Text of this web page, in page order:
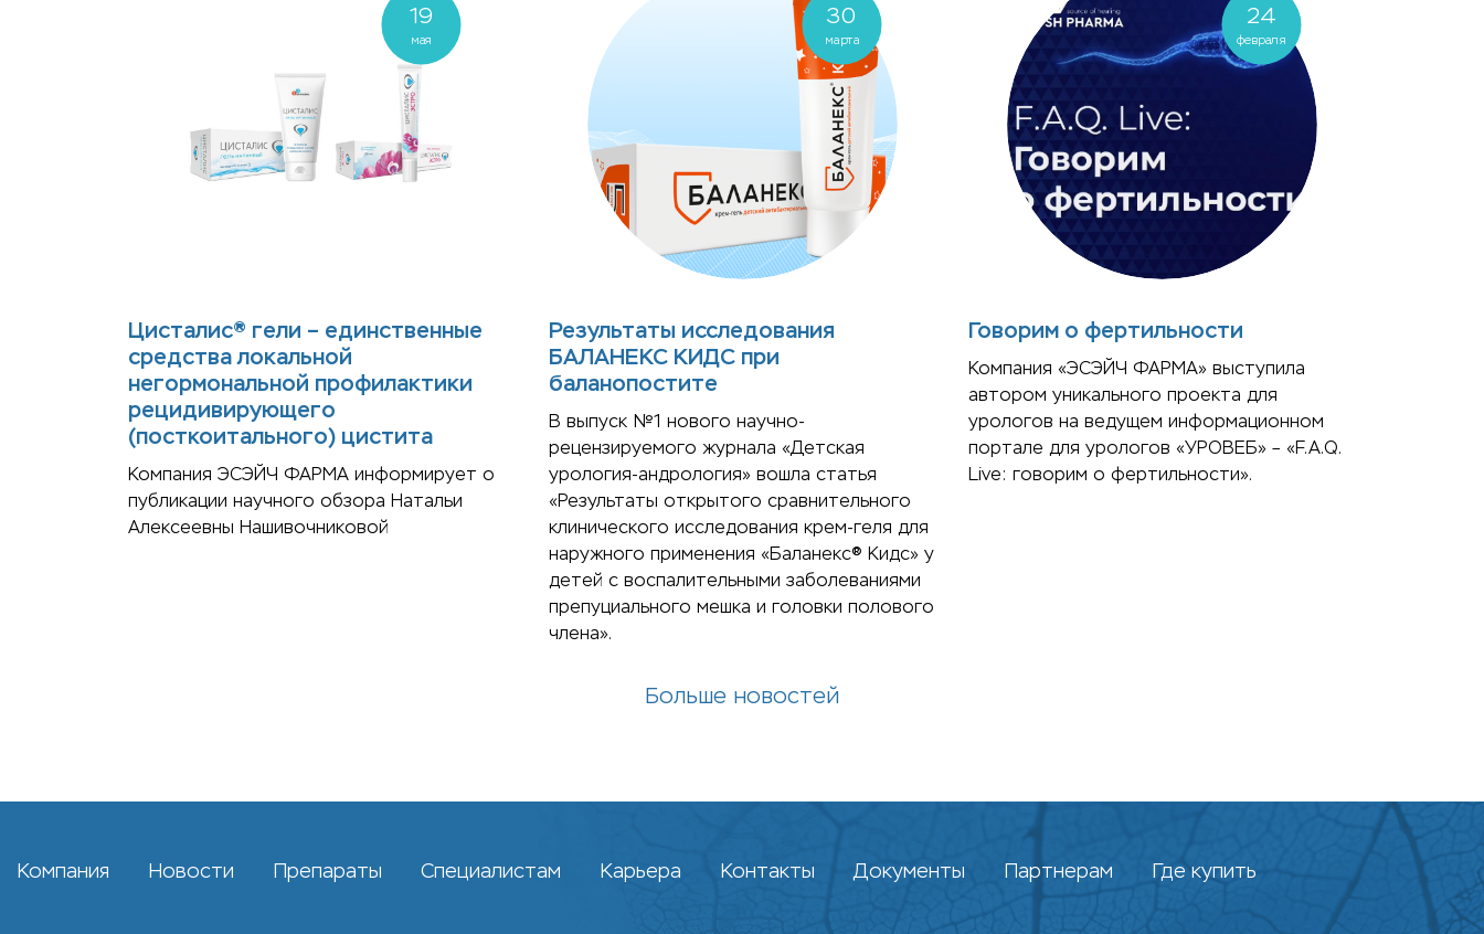
19
мая
Цисталис® гели – единственные
средства локальной
негормональной профилактики
рецидивирующего
(посткоитального) цистита
Компания ЭСЭЙЧ ФАРМА информирует о
публикации научного обзора Натальи
Алексеевны Нашивочниковой
30
марта
Результаты исследования
БАЛАНЕКС КИДС при
баланопостите
В выпуск №1 нового научно-
рецензируемого журнала «Детская
урология-андрология» вошла статья
«Результаты открытого сравнительного
клинического исследования крем-геля для
наружного применения «Баланекс® Кидс» у
детей с воспалительными заболеваниями
препуциального мешка и головки полового
члена».
24
февраля
Говорим о фертильности
Компания «ЭСЭЙЧ ФАРМА» выступила
автором уникального проекта для
урологов на ведущем информационном
портале для урологов «УРОВЕБ» – «F.A.Q.
Live: говорим о фертильности».
Больше новостей
Компания Новости Препараты Специалистам Карьера Контакты Документы Партнерам Где купить